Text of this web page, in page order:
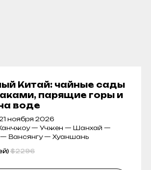
Китай: чайные сады
парящие горы и
воде
ноября 2026
— Учжен — Шанхай —
Вансянгу — Хуаншань
$2296